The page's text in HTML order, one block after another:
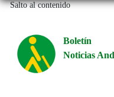
Salto al contenido
Boletín
Noticias